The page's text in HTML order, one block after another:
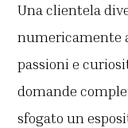
Una clientela
numericamente
passioni e
domande
sfogato un